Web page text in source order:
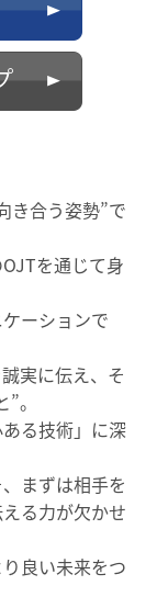
き合う姿勢”で
を通じて身
ーションで
実に伝え、そ
。
る技術」に深
まずは相手を
る力が欠かせ
良い未来をつ